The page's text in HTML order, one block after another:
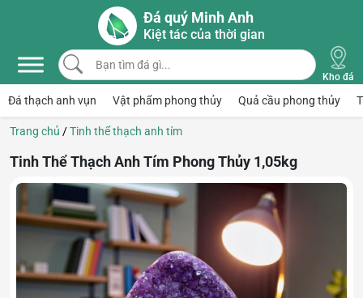
Skip to main content
Đá quý Minh Anh
Kiệt tác của thời gian
Bạn tìm đá gì...
Kho đá
Đá thạch anh vụn Vật phẩm phong thủy Quả cầu phong thủy
Trang chủ /Tinh thể thạch anh tím
Tinh Thể Thạch Anh Tím Phong Thủy 1,05kg